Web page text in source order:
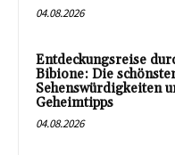
04.08.2026
Entdeckungsreise
Bibione: Die
Sehenswürdigkeiten
Geheimtipps
04.08.2026